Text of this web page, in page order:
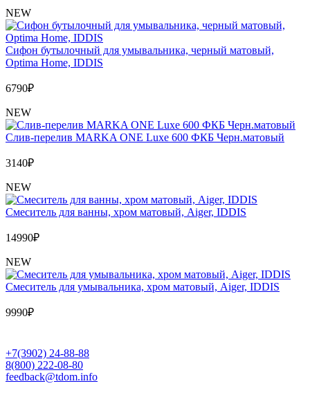
NEW
Сифон бутылочный для умывальника, черный матовый,
Optima Home, IDDIS
6790₽
NEW
Слив-перелив MARKA ONE Luxe 600 ФКБ Черн.матовый
3140₽
NEW
Cмеситель для ванны, хром матовый, Aiger, IDDIS
14990₽
NEW
Cмеситель для умывальника, хром матовый, Aiger, IDDIS
9990₽
+7(3902) 24-88-88
8(800) 222-08-80
feedback@tdom.info